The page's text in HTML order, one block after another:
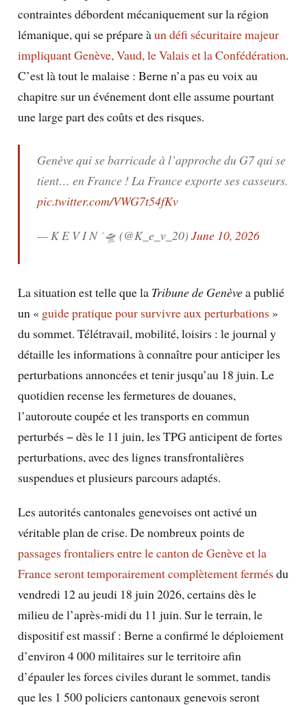
contraintes débordent mécaniquement sur la région
lémanique, qui se prépare àun défi sécuritaire majeur
impliquant Genève, Vaud, le Valais et la Confédération.
C’est là tout le malaise : Berne n’a pas eu voix au
chapitre sur un événement dont elle assume pourtant
une large part des coûts et des risques.
Genève qui se barricade à l’approche du G7 qui se
tient… en France ! La France exporte ses casseurs.
pic.twitter.com/VWG7t54fKv
— K E V I N 🛸 (@K_e_v_20) June 10, 2026
La situation est telle que la Tribune de Genèvea publié
un « guide pratique pour survivre aux perturbations »
du sommet. Télétravail, mobilité, loisirs : le journal y
détaille les informations à connaître pour anticiper les
perturbations annoncées et tenir jusqu’au 18 juin. Le
quotidien recense les fermetures de douanes,
l’autoroute coupée et les transports en commun
perturbés − dès le 11 juin, les TPG anticipent de fortes
perturbations, avec des lignes transfrontalières
suspendues et plusieurs parcours adaptés.
Les autorités cantonales genevoises ont activé un
véritable plan de crise. De nombreux points de
passages frontaliers entre le canton de Genève et la
France seront temporairement complètement fermés du
vendredi 12 au jeudi 18 juin 2026, certains dès le
milieu de l’après-midi du 11 juin. Sur le terrain, le
dispositif est massif : Berne a confirmé le déploiement
d’environ 4 000 militaires sur le territoire afin
d’épauler les forces civiles durant le sommet, tandis
que les 1 500 policiers cantonaux genevois seront